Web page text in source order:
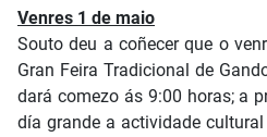
Venres 1 de maio
Souto deu a coñecer que o
Gran Feira Tradicional de
dará comezo ás 9:00 horas; a
día grande a actividade